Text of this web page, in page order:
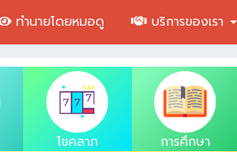
ทำนายโดยหมอดู บริการของเรา
โชคลาภ การศึกษา